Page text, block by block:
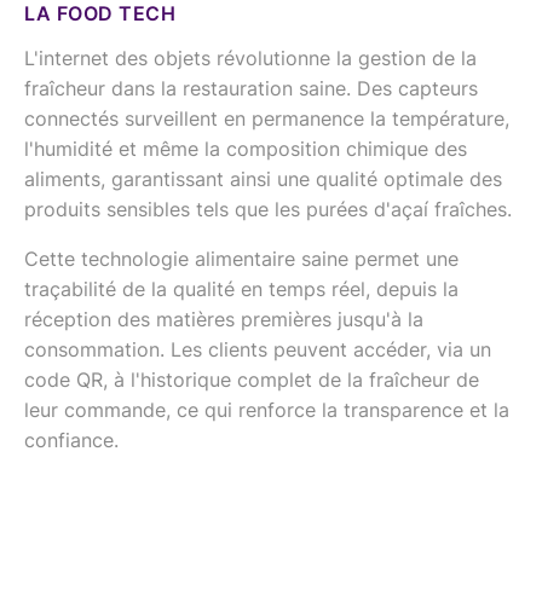
LA FOOD TECH
L'internet des objets révolutionne la gestion de la
fraîcheur dans la restauration saine. Des capteurs
connectés surveillent en permanence la température,
l'humidité et même la composition chimique des
aliments, garantissant ainsi une qualité optimale des
produits sensibles tels que les purées d'açaí fraîches.
Cette technologie alimentaire saine permet une
traçabilité de la qualité en temps réel, depuis la
réception des matières premières jusqu'à la
consommation. Les clients peuvent accéder, via un
code QR, à l'historique complet de la fraîcheur de
leur commande, ce qui renforce la transparence et la
confiance.